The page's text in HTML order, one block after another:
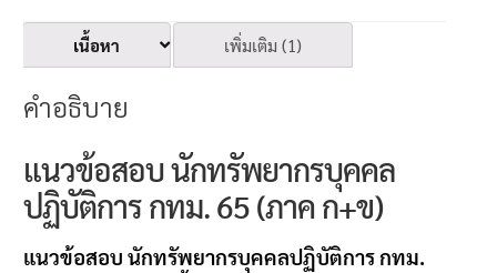
เนื้อหา เพิ่มเติม (1)
คำอธิบาย
แนวข้อสอบ นักทรัพยากรบุคคล
ปฏิบัติการ กทม. 65 (ภาค ก+ข)
แนวข้อสอบ นักทรัพยากรบุคคลปฏิบัติการ กทม.